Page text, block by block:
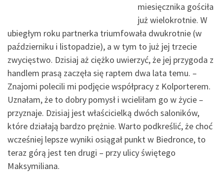
miesięcznika gościła
już wielokrotnie. W
ubiegłym roku partnerka triumfowała dwukrotnie (w
październiku i listopadzie), a w tym to już jej trzecie
zwycięstwo. Dzisiaj aż ciężko uwierzyć, że jej przygoda z
handlem prasą zaczęła się raptem dwa lata temu. –
Znajomi polecili mi podjęcie współpracy z Kolporterem.
Uznałam, że to dobry pomysł i wcieliłam go w życie –
przyznaje. Dzisiaj jest właścicielką dwóch saloników,
które działają bardzo prężnie. Warto podkreślić, że choć
wcześniej lepsze wyniki osiągał punkt w Biedronce, to
teraz górą jest ten drugi – przy ulicy świętego
Maksymiliana.